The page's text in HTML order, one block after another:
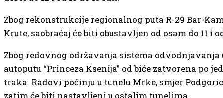
Zbog rekonstrukcije regionalnog puta R-29 Bar-
Krute, saobraćaj će biti obustavljen od osam do 11 i
Zbog redovnog održavanja sistema odvodnjavanja
autoputu “Princeza Ksenija” od biće zatvorena po
traka. Radovi počinju u tunelu Mrke, smjer
zatim će biti nastavljeni u ostalim tunelima.